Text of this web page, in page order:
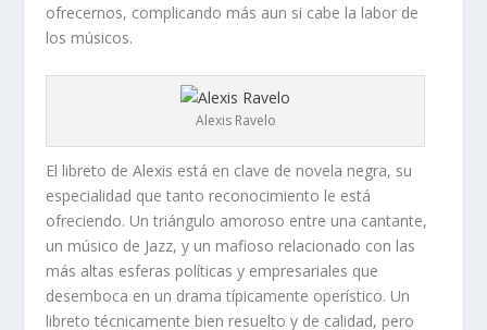
ofrecernos, complicando más aun si cabe la labor de
los músicos.
Alexis Ravelo
El libreto de Alexis está en clave de novela negra, su
especialidad que tanto reconocimiento le está
ofreciendo. Un triángulo amoroso entre una cantante,
un músico de Jazz, y un mafioso relacionado con las
más altas esferas políticas y empresariales que
desemboca en un drama típicamente operístico. Un
libreto técnicamente bien resuelto y de calidad, pero